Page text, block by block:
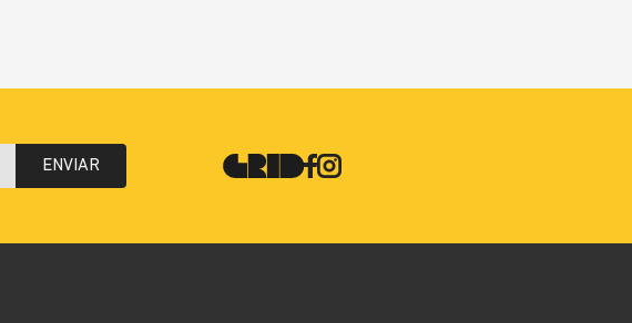
ENVIAR